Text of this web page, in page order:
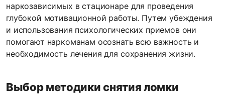
наркозависимых в стационаре для проведения
глубокой мотивационной работы. Путем убеждения
и использования психологических приемов они
помогают наркоманам осознать всю важность и
необходимость лечения для сохранения жизни.
Выбор методики снятия ломки